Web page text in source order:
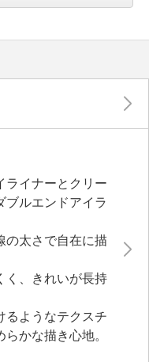
ライナーとクリー
ブルエンドアイラ
の太さで自在に描
く、きれいが長持
るようなテクスチ
かな描き心地。
わせて使い分け